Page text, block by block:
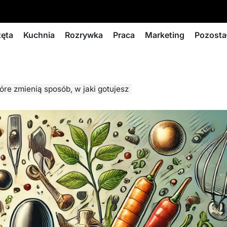
Kuchnia Rozrywka Praca Marketing
zmienią sposób, w jaki gotujesz